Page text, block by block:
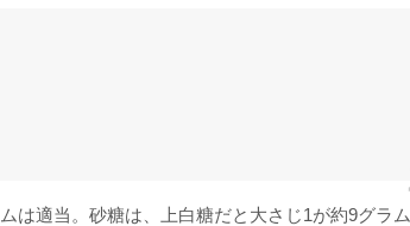
は適当。砂糖は、上白糖だと大さじ1が約9グラム